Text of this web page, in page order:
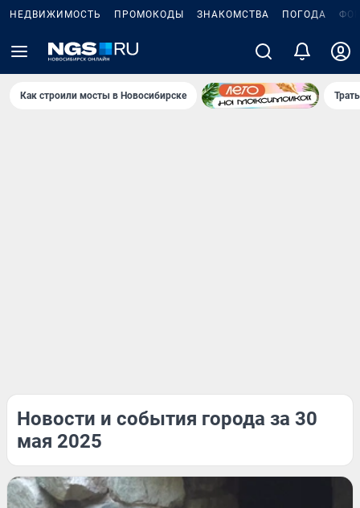
НЕДВИЖИМОСТЬ ПРОМОКОДЫ ЗНАКОМСТВА ПОГОДА
Как строили мосты в Новосибирске
Новости и события города за 30
мая 2025